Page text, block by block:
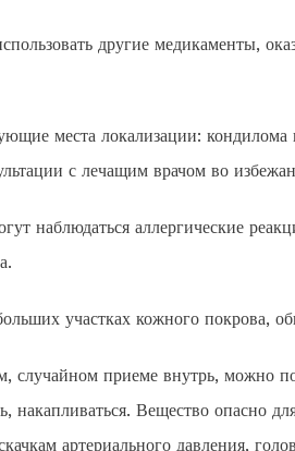
другие медикаменты,
места локализации:
с лечащим врачом во
наблюдаться аллергические
участках кожного покрова,
приеме внутрь, можно
Вещество опасно
артериального давления,